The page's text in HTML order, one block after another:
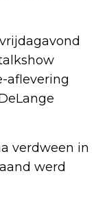
aflevering
verdween in
werd